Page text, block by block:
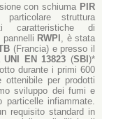
con schiuma PIR
particolare struttura
caratteristiche di
RWPI
, è stata
(Francia) e presso il
UNI EN 13823 (SBI)*
durante i primi 600
per prodotti
sviluppo dei fumi e
infiammate.
requisito standard in